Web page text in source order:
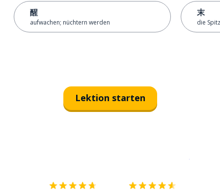
醒
aufwachen; nüchtern werden
末
die
Lektion starten